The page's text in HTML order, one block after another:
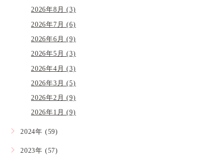
2026年8月 (3)
2026年7月 (6)
2026年6月 (9)
2026年5月 (3)
2026年4月 (3)
2026年3月 (5)
2026年2月 (9)
2026年1月 (9)
2024年 (59)
2023年 (57)